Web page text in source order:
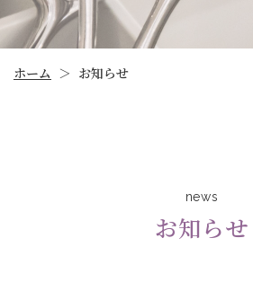
ホーム ＞ お知らせ
news
お知らせ